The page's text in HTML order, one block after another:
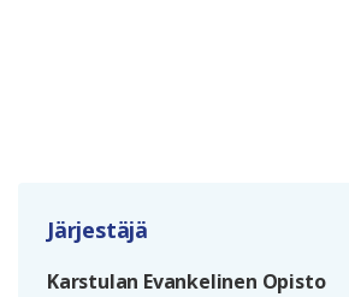
Järjestäjä
Karstulan Evankelinen Opisto